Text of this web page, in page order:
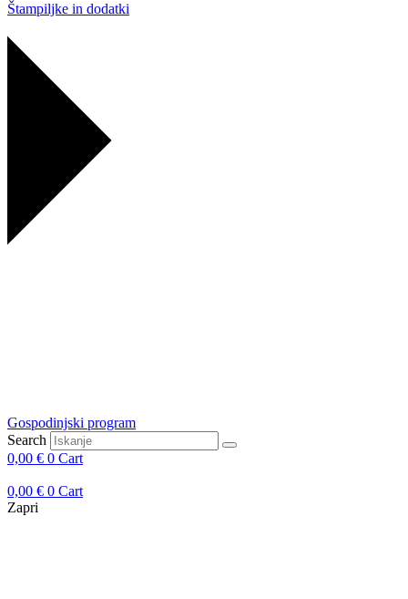
Štampiljke in dodatki
Gospodinjski program
Search
0,00 € 0 Cart
0,00 € 0 Cart
Zapri